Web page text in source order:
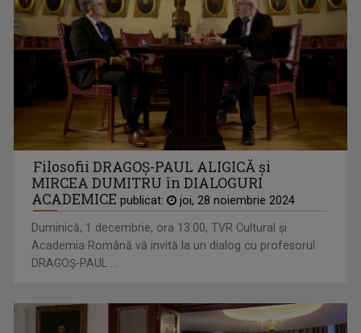
Filosofii DRAGOŞ-PAUL ALIGICĂ şi
MIRCEA DUMITRU în DIALOGURI
ACADEMICE publicat: joi, 28 noiembrie 2024
Duminică, 1 decembrie, ora 13:00, TVR Cultural şi
Academia Română vă invită la un dialog cu profesorul
DRAGOŞ-PAUL ...